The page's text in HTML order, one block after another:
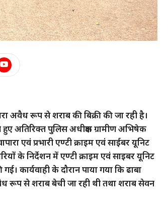
अवैध रूप से शराब की बिक्री की जा रही है।
हुए अतिरिक्त पुलिस अधीक्षक ग्रामीण अभिषेक
एवं प्रभारी एण्टी क्राइम एवं साईबर यूनिट
के निर्देशन में एण्टी क्राइम एवं साइबर यूनिट
कार्यवाही के दौरान पाया गया कि ढाबा
रूप से शराब बेची जा रही थी तथा शराब सेवन